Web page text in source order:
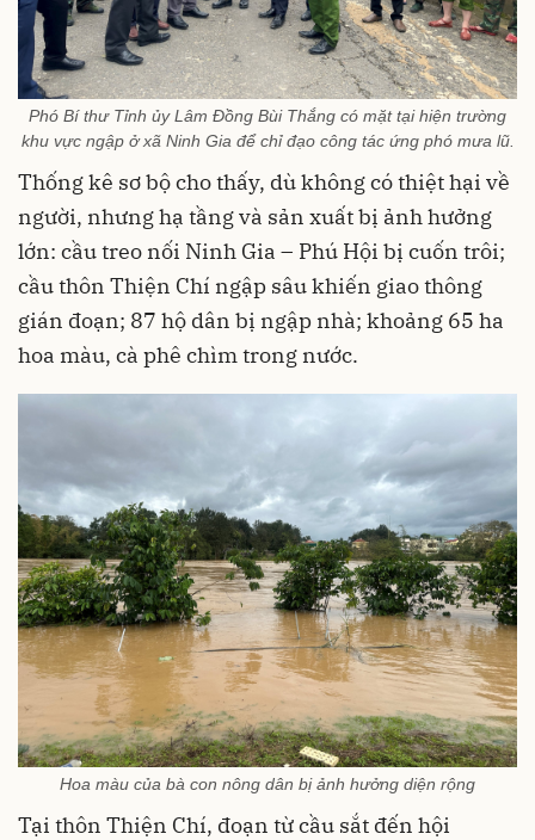
Phó Bí thư Tỉnh ủy Lâm Đồng Bùi Thắng có mặt tại hiện trường
khu vực ngập ở xã Ninh Gia để chỉ đạo công tác ứng phó mưa lũ.
Thống kê sơ bộ cho thấy, dù không có thiệt hại về
người, nhưng hạ tầng và sản xuất bị ảnh hưởng
lớn: cầu treo nối Ninh Gia – Phú Hội bị cuốn trôi;
cầu thôn Thiện Chí ngập sâu khiến giao thông
gián đoạn; 87 hộ dân bị ngập nhà; khoảng 65 ha
hoa màu, cà phê chìm trong nước.
Hoa màu của bà con nông dân bị ảnh hưởng diện rộng
Tại thôn Thiện Chí, đoạn từ cầu sắt đến hội